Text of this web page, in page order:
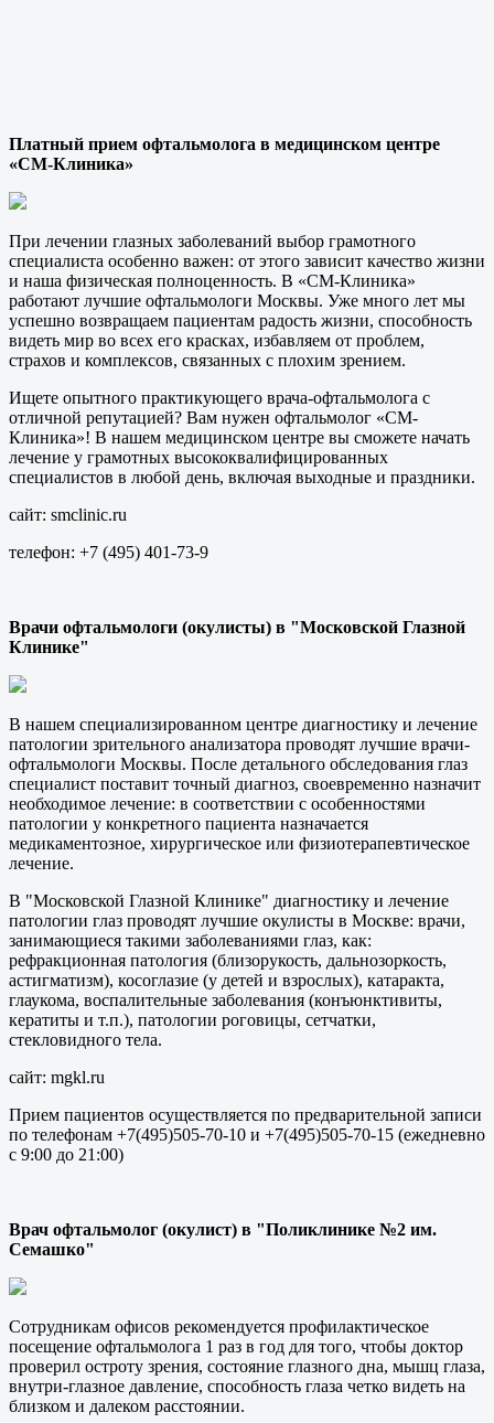
Платный прием офтальмолога в медицинском центре
«СМ-Клиника»
При лечении глазных заболеваний выбор грамотного
специалиста особенно важен: от этого зависит качество жизни
и наша физическая полноценность. В «СМ-Клиника»
работают лучшие офтальмологи Москвы. Уже много лет мы
успешно возвращаем пациентам радость жизни, способность
видеть мир во всех его красках, избавляем от проблем,
страхов и комплексов, связанных с плохим зрением.
Ищете опытного практикующего врача-офтальмолога с
отличной репутацией? Вам нужен офтальмолог «СМ-
Клиника»! В нашем медицинском центре вы сможете начать
лечение у грамотных высококвалифицированных
специалистов в любой день, включая выходные и праздники.
сайт: smclinic.ru
телефон: +7 (495) 401-73-9
Врачи офтальмологи (окулисты) в "Московской Глазной
Клинике"
В нашем специализированном центре диагностику и лечение
патологии зрительного анализатора проводят лучшие врачи-
офтальмологи Москвы. После детального обследования глаз
специалист поставит точный диагноз, своевременно назначит
необходимое лечение: в соответствии с особенностями
патологии у конкретного пациента назначается
медикаментозное, хирургическое или физиотерапевтическое
лечение.
В "Московской Глазной Клинике" диагностику и лечение
патологии глаз проводят лучшие окулисты в Москве: врачи,
занимающиеся такими заболеваниями глаз, как:
рефракционная патология (близорукость, дальнозоркость,
астигматизм), косоглазие (у детей и взрослых), катаракта,
глаукома, воспалительные заболевания (конъюнктивиты,
кератиты и т.п.), патологии роговицы, сетчатки,
стекловидного тела.
сайт: mgkl.ru
Прием пациентов осуществляется по предварительной записи
по телефонам +7(495)505-70-10 и +7(495)505-70-15 (ежедневно
с 9:00 до 21:00)
Врач офтальмолог (окулист) в "Поликлинике №2 им.
Семашко"
Сотрудникам офисов рекомендуется профилактическое
посещение офтальмолога 1 раз в год для того, чтобы доктор
проверил остроту зрения, состояние глазного дна, мышц глаза,
внутри-глазное давление, способность глаза четко видеть на
близком и далеком расстоянии.